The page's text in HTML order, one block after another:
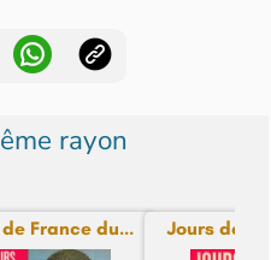
rayon
France du... Jours de